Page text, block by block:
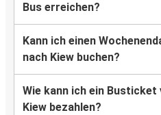
Bus erreichen?
Kann ich einen
nach Kiew buchen?
Wie kann ich ein Busticket
Kiew bezahlen?